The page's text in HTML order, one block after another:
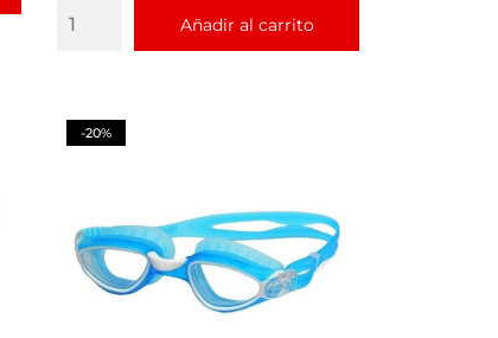
Añadir al carrito
-20%